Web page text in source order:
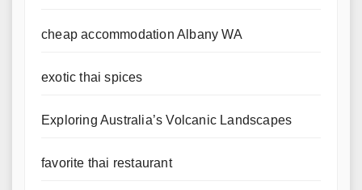
cheap accommodation Albany WA
exotic thai spices
Exploring Australia’s Volcanic Landscapes
favorite thai restaurant